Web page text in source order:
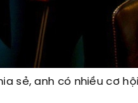
sẻ, anh có nhiều cơ